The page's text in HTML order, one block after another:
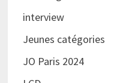
interview
Jeunes catégories
JO Paris 2024